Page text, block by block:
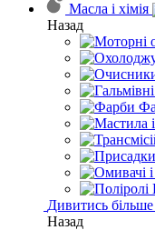
Масла і хімія
Назад
Дивитись більше
Назад